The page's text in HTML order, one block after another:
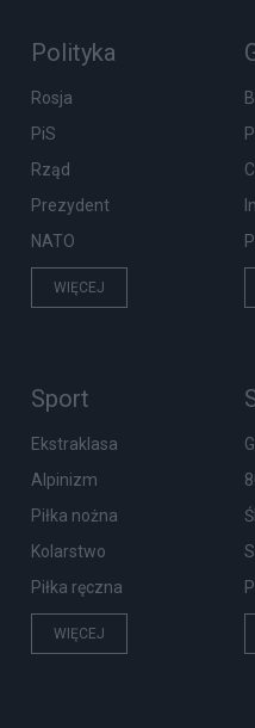
Polityka
Rosja
PiS
Rząd
Prezydent
NATO
WIĘCEJ
Sport
Ekstraklasa
Alpinizm
Piłka nożna
Kolarstwo
Piłka ręczna
WIĘCEJ